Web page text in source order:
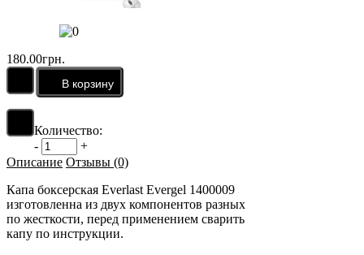
180.00грн.
Количество:
-
+
Описание Отзывы (0)
Капа боксерская Everlast Evergel 1400009
изготовленна из двух компонентов разных
по жесткости, перед применением сварить
капу по инструкции.